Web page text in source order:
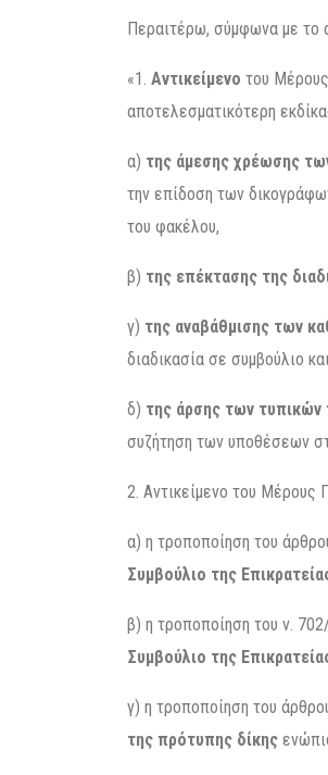
Περαιτέρω, σύμφωνα με το
«1. Αντικείμενο του
αποτελεσματικότερη
α) της άμεσης χρέωσης
την επίδοση των
του φακέλου,
β) της επέκτασης της
γ) της αναβάθμισης των
διαδικασία σε συμβούλιο
δ) της άρσης των
συζήτηση των υποθέσεων
2. Αντικείμενο του Μέρους
α) η τροποποίηση του
Συμβούλιο της
β) η τροποποίηση του ν.
Συμβούλιο της
γ) η τροποποίηση του
της πρότυπης δίκης